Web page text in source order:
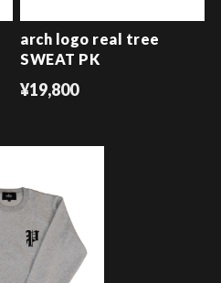
arch logo real tree
SWEAT PK
¥19,800